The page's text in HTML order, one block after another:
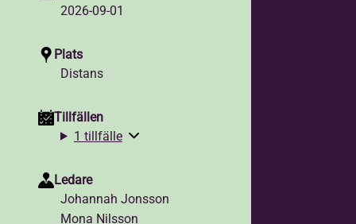
2026-09-01
Plats
Distans
Tillfällen
1 tillfälle
Ledare
Johannah Jonsson
Mona Nilsson